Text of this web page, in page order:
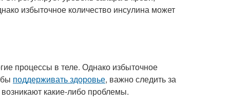
избыточное количество инсулина может
процессы в теле. Однако избыточное
поддерживать здоровье, важно следить за
какие-либо проблемы.